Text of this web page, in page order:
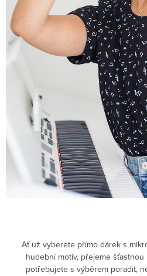
Ať už vyberete přímo dárek s
hudební motiv, přejeme
potřebujete s výběrem poradit,